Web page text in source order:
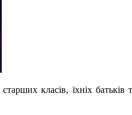
класів, їхніх батьків